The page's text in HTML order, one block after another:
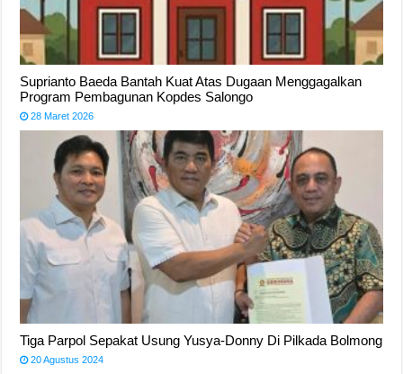
Suprianto Baeda Bantah Kuat Atas Dugaan Menggagalkan
Program Pembagunan Kopdes Salongo
28 Maret 2026
Tiga Parpol Sepakat Usung Yusya-Donny Di Pilkada Bolmong
20 Agustus 2024